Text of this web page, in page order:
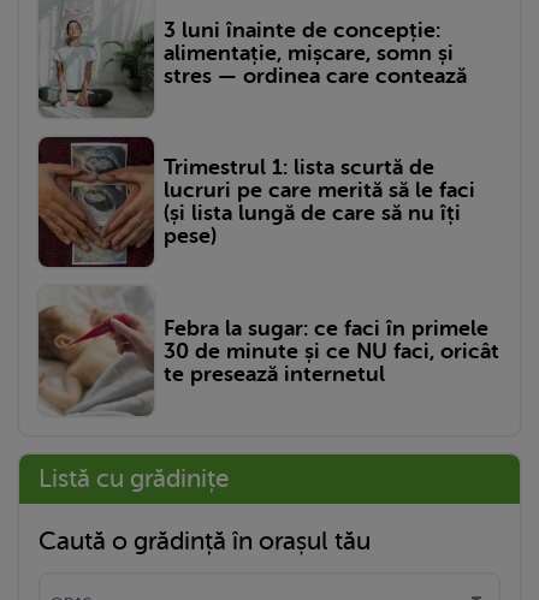
3 luni înainte de concepție:
alimentație, mișcare, somn și
stres — ordinea care contează
Trimestrul 1: lista scurtă de
lucruri pe care merită să le faci
(și lista lungă de care să nu îți
pese)
Febra la sugar: ce faci în primele
30 de minute și ce NU faci, oricât
te presează internetul
Listă cu grădinițe
Caută o grădință în orașul tău